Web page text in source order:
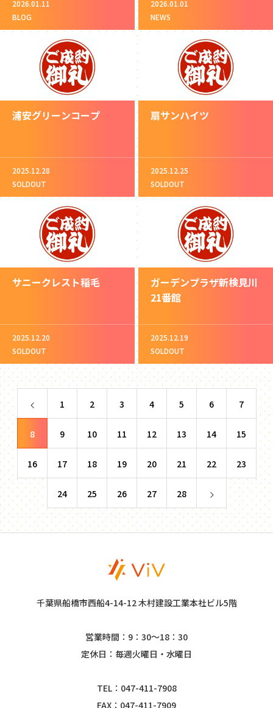
2026.01.11
BLOG
2026.01.01
NEWS
浦安グリーンコープ
2025.12.28
SOLDOUT
扇サンハイツ
2025.12.25
SOLDOUT
サニークレスト稲毛
2025.12.20
SOLDOUT
ガーデンプラザ新検見川
21番館
2025.12.19
SOLDOUT
1 2 3 4 5 6 7
8 9 10 11 12 13 14 15
16 17 18 19 20 21 22 23
24 25 26 27 28
千葉県船橋市西船4-14-12 木村建設工業本社ビル5階
営業時間：9：30～18：30
定休日：毎週火曜日・水曜日
TEL：047-411-7908
FAX：047-411-7909